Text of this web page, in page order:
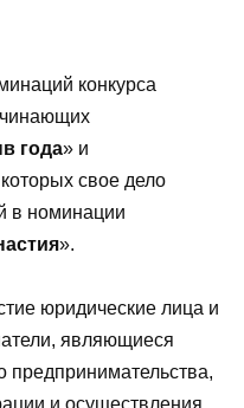
конкурса
года» и
свое дело
в номинации
».
юридические лица и
являющиеся
предпринимательства,
и осуществления